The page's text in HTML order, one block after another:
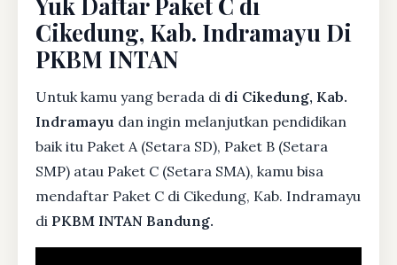
Cikedung, Kab. Indramayu Di
PKBM INTAN
Untuk kamu yang berada di di Cikedung, Kab.
Indramayu dan ingin melanjutkan pendidikan
baik itu Paket A (Setara SD), Paket B (Setara
SMP) atau Paket C (Setara SMA), kamu bisa
mendaftar Paket C di Cikedung, Kab. Indramayu
di PKBM INTAN Bandung.